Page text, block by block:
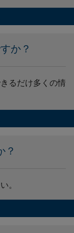
か？
るだけ多くの情
？
。